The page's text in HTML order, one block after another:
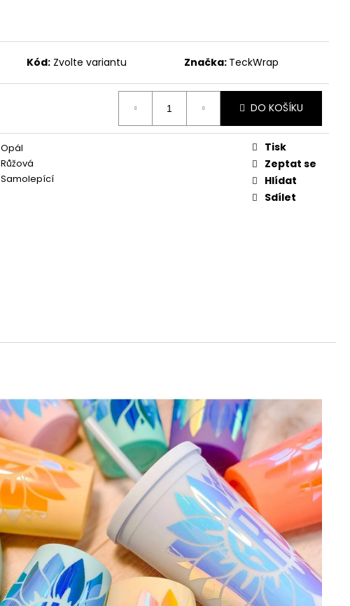
Kód: Zvolte variantu Značka: TeckWrap
DO KOŠÍKU
Opál
Růžová
Samolepící
Tisk
Zeptat se
Hlídat
Sdílet